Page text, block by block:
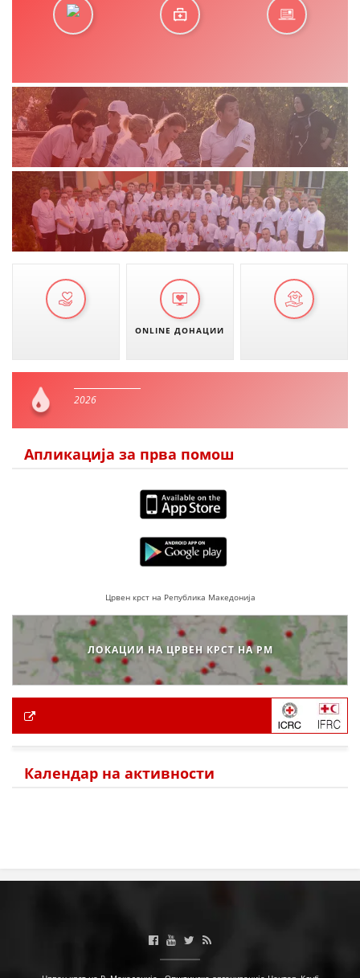
ONLINE ДОНАЦИИ
2026
Апликација за прва помош
Црвен крст на Република Македонија
ЛОКАЦИИ НА ЦРВЕН КРСТ НА РМ
Календар на активности